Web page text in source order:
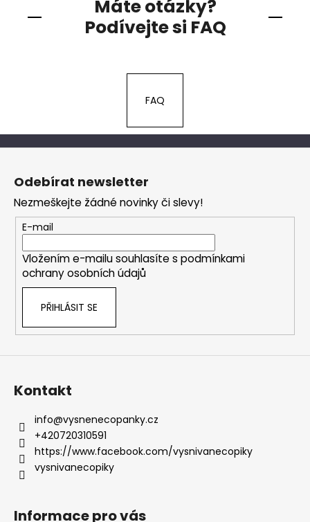
Máte otázky?
Podívejte si FAQ
FAQ
Z
Odebírat newsletter
Nezmeškejte žádné novinky či slevy!
E-mail
Vložením e-mailu souhlasíte s podmínkami
ochrany osobních údajů
PŘIHLÁSIT SE
Kontakt
info@vysnenecopanky.cz
+420720310591
https://www.facebook.com/vysnivanecopiky
vysnivanecopiky
Informace pro vás